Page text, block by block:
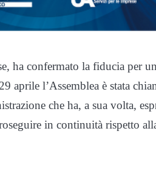
ha confermato la fiducia per
aprile l’Assemblea è stata
che ha, a sua volta,
in continuità rispetto